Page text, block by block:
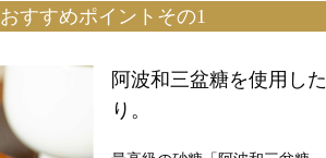
おすすめポイントその1
阿波和三盆糖を使用し
り。